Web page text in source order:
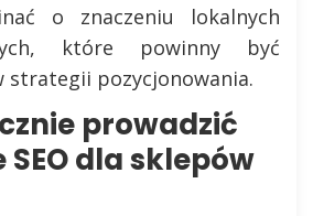
o znaczeniu lokalnych
które powinny być
strategii pozycjonowania.
prowadzić
dla sklepów